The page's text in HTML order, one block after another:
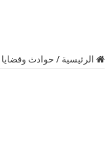
الرئيسية / حوادث وقضايا